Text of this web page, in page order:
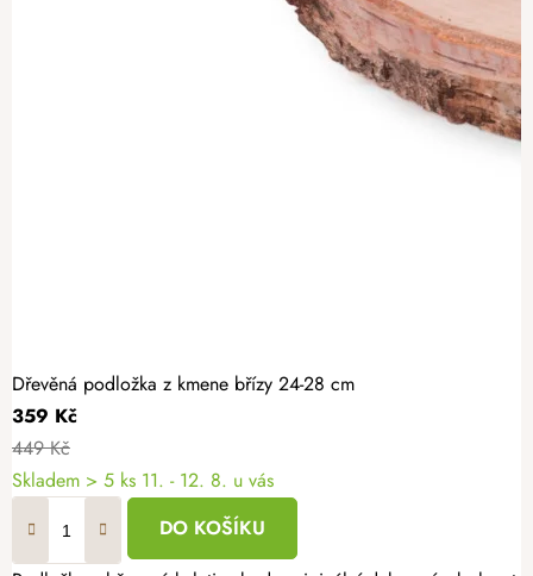
Dřevěná podložka z kmene břízy 24-28 cm
359 Kč
449 Kč
Skladem > 5 ks 11. - 12. 8. u vás
DO KOŠÍKU